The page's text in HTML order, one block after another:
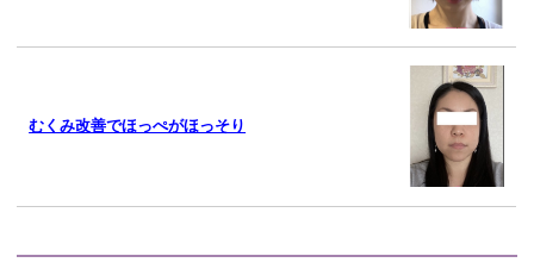
むくみ改善でほっぺがほっそり